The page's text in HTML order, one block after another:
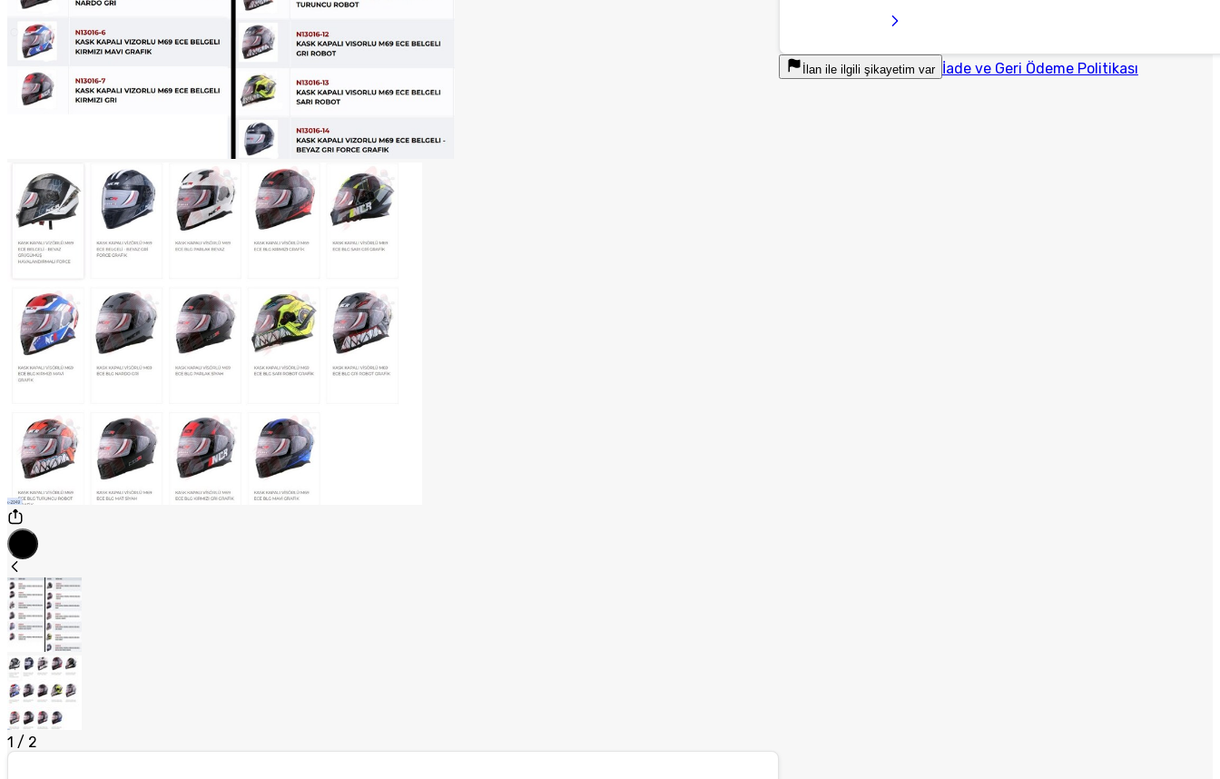
1 / 2
İlan ile ilgili şikayetim var İade ve Geri Ödeme Politikası